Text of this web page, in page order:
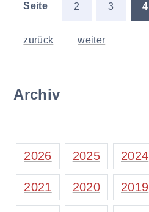
Seite 2 3 4
zurück weiter
Archiv
2026 2025 2024
2021 2020 2019